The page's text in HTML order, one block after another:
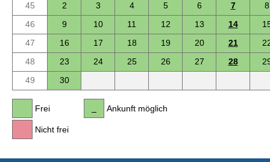
45
2 3 4 5 6 7
8
46
9 10 11 12 13 14
47
16 17 18 19 20 21
48
23 24 25 26 27 28
49
30
Frei
Nicht frei
Ankunft möglich